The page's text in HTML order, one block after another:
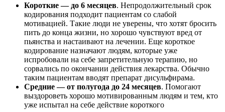
Короткие — до 6 месяцев. Непродолжительный срок
кодирования подходит пациентам со слабой
мотивацией. Такие люди не уверены, что хотят бросить
пить до конца жизни, но хорошо чувствуют вред от
пьянства и настаивают на лечении. Еще короткое
кодирование назначают людям, которые уже
испробовали на себе запретительную терапию, но
сорвались по окончании действия лекарства. Обычно
таким пациентам вводят препарат дисульфирама.
Средние — от полугода до 24 месяцев. Помогают
выздороветь хорошо мотивированным людям и тем, кто
уже испытал на себе действие короткого